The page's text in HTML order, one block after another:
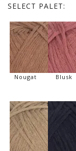
SELECT PALET:
Nougat Blusk